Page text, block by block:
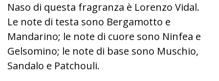
Naso di questa fragranza è Lorenzo Vidal.
Le note di testa sono Bergamotto e
Mandarino; le note di cuore sono Ninfea e
Gelsomino; le note di base sono Muschio,
Sandalo e Patchouli.